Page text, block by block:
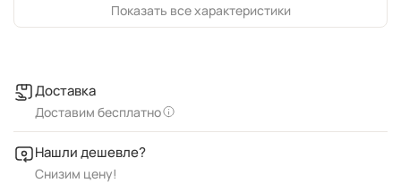
Показать все характеристики
Доставка
Доставим бесплатно
Нашли дешевле?
Снизим цену!